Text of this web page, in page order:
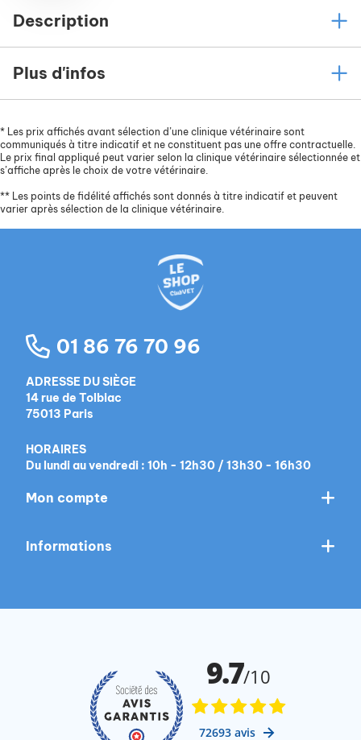
Description
Plus d'infos
* Les prix affichés avant sélection d’une clinique vétérinaire sont
communiqués à titre indicatif et ne constituent pas une offre contractuelle.
Le prix final appliqué peut varier selon la clinique vétérinaire sélectionnée et
s’affiche après le choix de votre vétérinaire.
** Les points de fidélité affichés sont donnés à titre indicatif et peuvent
varier après sélection de la clinique vétérinaire.
01 86 76 70 96
ADRESSE DU SIÈGE
14 rue de Tolbiac
75013 Paris
HORAIRES
Du lundi au vendredi : 10h - 12h30 / 13h30 - 16h30
Mon compte
Informations